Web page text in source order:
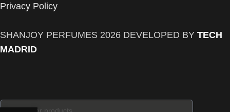
Privacy Policy
SHANJOY PERFUMES 2026 DEVELOPED BY TECH
MADRID